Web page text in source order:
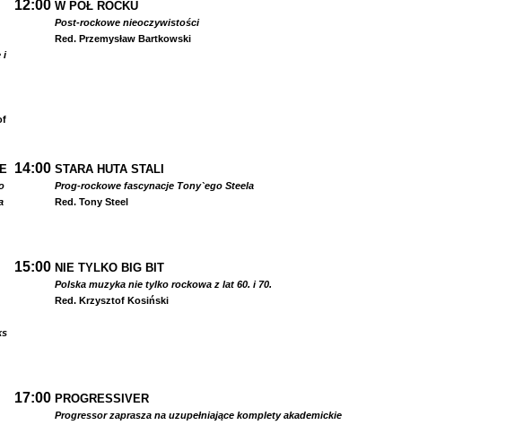
i
12:00 W PÓŁ ROCKU
Post-rockowe nieoczywistości
Red. Przemysław Bartkowski
14:00 STARA HUTA STALI
Prog-rockowe fascynacje Tony`ego Steela
Red. Tony Steel
15:00 NIE TYLKO BIG BIT
Polska muzyka nie tylko rockowa z lat 60. i 70.
Red. Krzysztof Kosiński
17:00 PROGRESSIVER
Progressor zaprasza na uzupełniające komplety akademickie